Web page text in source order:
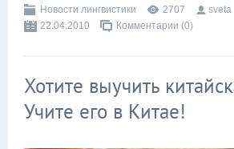
Новости лингвистики 2707
sveta
22.04.2010
Комментарии (0)
Хотите выучить
Учите его в Китае!